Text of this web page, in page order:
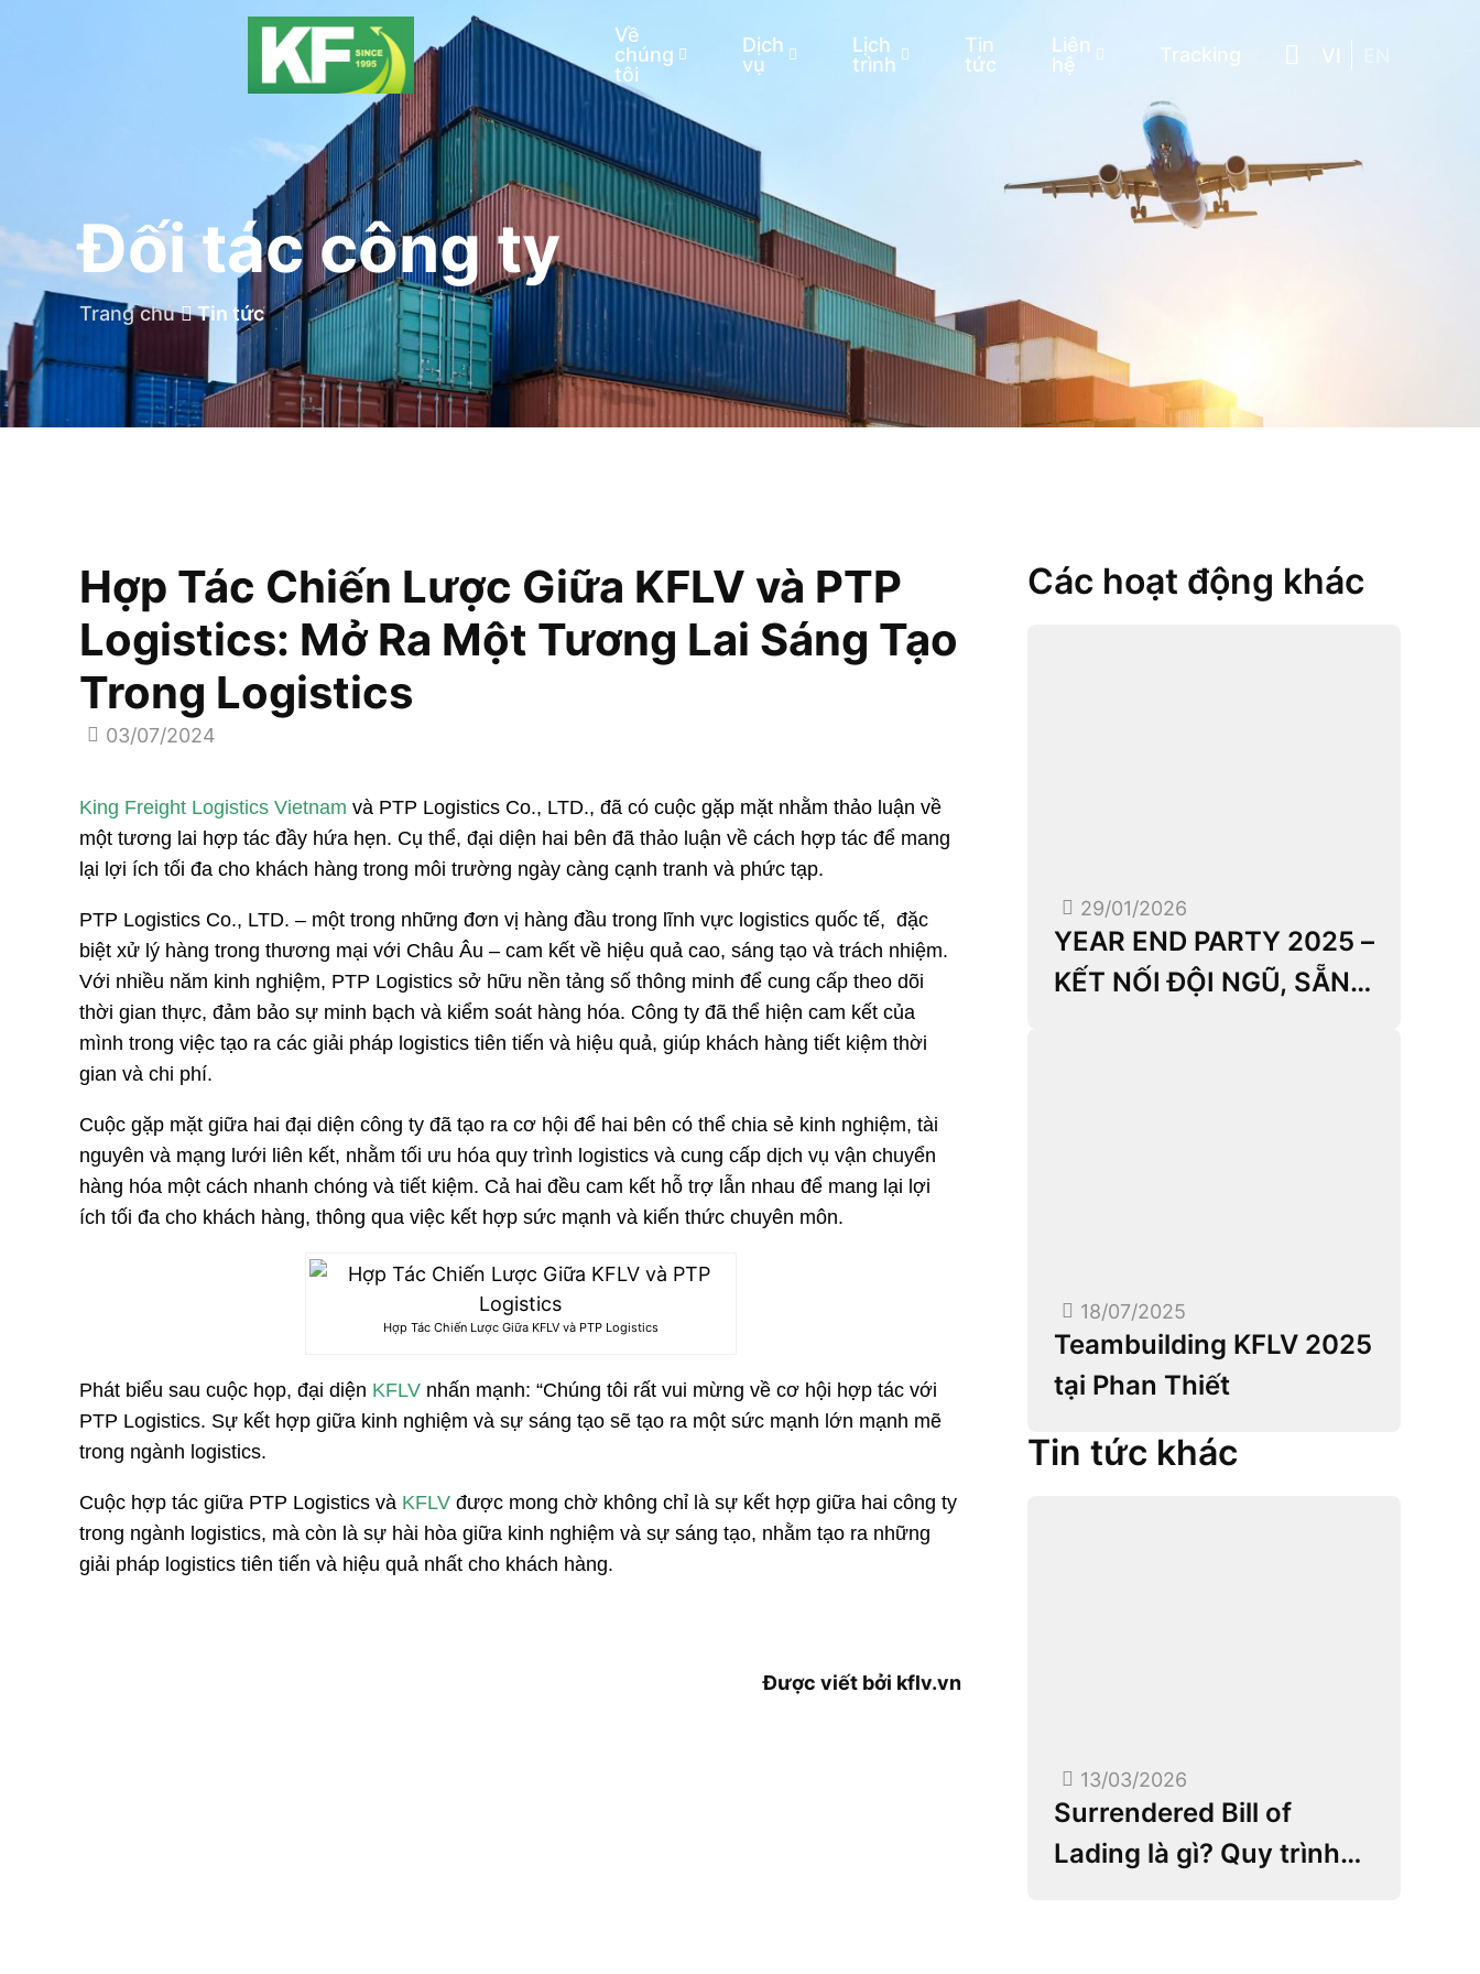
Về
chúng
tôi
Dịch
vụ
Lịch
trình
Tin
tức
Liên
hệ
Tracking VI
Đối tác công ty
Trang chủ Tin tức
Hợp Tác Chiến Lược Giữa KFLV và PTP
Logistics: Mở Ra Một Tương Lai Sáng Tạo
Trong Logistics
03/07/2024
King Freight Logistics Vietnam và PTP Logistics Co., LTD., đã có cuộc gặp mặt nhằm thảo luận về
một tương lai hợp tác đầy hứa hẹn. Cụ thể, đại diện hai bên đã thảo luận về cách hợp tác để mang
lại lợi ích tối đa cho khách hàng trong môi trường ngày càng cạnh tranh và phức tạp.
PTP Logistics Co., LTD. – một trong những đơn vị hàng đầu trong lĩnh vực logistics quốc tế, đặc
biệt xử lý hàng trong thương mại với Châu Âu – cam kết về hiệu quả cao, sáng tạo và trách nhiệm.
Với nhiều năm kinh nghiệm, PTP Logistics sở hữu nền tảng số thông minh để cung cấp theo dõi
thời gian thực, đảm bảo sự minh bạch và kiểm soát hàng hóa. Công ty đã thể hiện cam kết của
mình trong việc tạo ra các giải pháp logistics tiên tiến và hiệu quả, giúp khách hàng tiết kiệm thời
gian và chi phí.
Cuộc gặp mặt giữa hai đại diện công ty đã tạo ra cơ hội để hai bên có thể chia sẻ kinh nghiệm, tài
nguyên và mạng lưới liên kết, nhằm tối ưu hóa quy trình logistics và cung cấp dịch vụ vận chuyển
hàng hóa một cách nhanh chóng và tiết kiệm. Cả hai đều cam kết hỗ trợ lẫn nhau để mang lại lợi
ích tối đa cho khách hàng, thông qua việc kết hợp sức mạnh và kiến thức chuyên môn.
Hợp Tác Chiến Lược Giữa KFLV và PTP Logistics
Phát biểu sau cuộc họp, đại diện KFLV nhấn mạnh: “Chúng tôi rất vui mừng về cơ hội hợp tác với
PTP Logistics. Sự kết hợp giữa kinh nghiệm và sự sáng tạo sẽ tạo ra một sức mạnh lớn mạnh mẽ
trong ngành logistics.
Cuộc hợp tác giữa PTP Logistics và KFLV được mong chờ không chỉ là sự kết hợp giữa hai công ty
trong ngành logistics, mà còn là sự hài hòa giữa kinh nghiệm và sự sáng tạo, nhằm tạo ra những
giải pháp logistics tiên tiến và hiệu quả nhất cho khách hàng.
Được viết bởi kflv.vn
Các hoạt động khác
29/01/2026
YEAR END PARTY 2025 –
KẾT NỐI ĐỘI NGŨ, SẴN
18/07/2025
Teambuilding KFLV 2025
tại Phan Thiết
Tin tức khác
13/03/2026
Surrendered Bill of
Lading là gì? Quy trình